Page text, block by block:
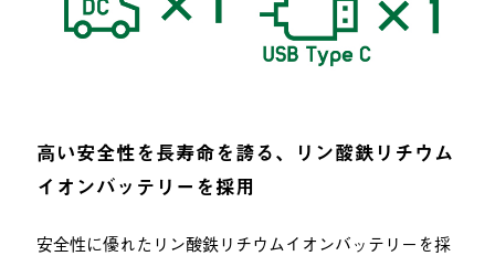
高い安全性を長寿命を誇る、リン酸鉄リチウム
イオンバッテリーを採用
安全性に優れたリン酸鉄リチウムイオンバッテリーを採